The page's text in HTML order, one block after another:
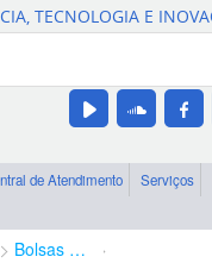
TECNOLOGIA E
de Atendimento Serviços
Bolsas e Auxílios Vigentes